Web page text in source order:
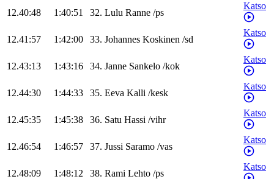
12.40:48 1:40:51 32. Lulu Ranne /ps
Katso
12.41:57 1:42:00 33. Johannes Koskinen /sd
Katso
12.43:13 1:43:16 34. Janne Sankelo /kok
Katso
12.44:30 1:44:33 35. Eeva Kalli /kesk
Katso
12.45:35 1:45:38 36. Satu Hassi /vihr
Katso
12.46:54 1:46:57 37. Jussi Saramo /vas
Katso
12.48:09 1:48:12 38. Rami Lehto /ps
Katso